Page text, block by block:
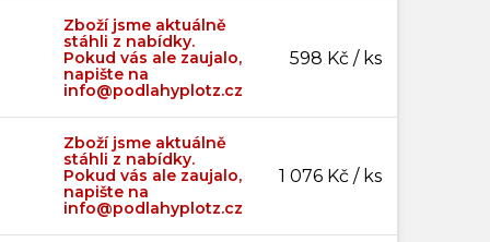
Zboží jsme aktuálně
stáhli z nabídky.
Pokud vás ale zaujalo,
napište na
info@podlahyplotz.cz
598 Kč / ks
Zboží jsme aktuálně
stáhli z nabídky.
Pokud vás ale zaujalo,
napište na
info@podlahyplotz.cz
1 076 Kč / ks